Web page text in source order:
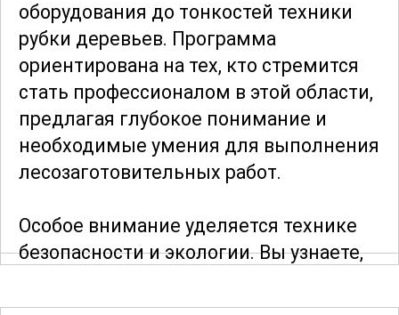
оборудования до тонкостей техники
рубки деревьев. Программа
ориентирована на тех, кто стремится
стать профессионалом в этой области,
предлагая глубокое понимание и
необходимые умения для выполнения
лесозаготовительных работ.
Особое внимание уделяется технике
безопасности и экологии. Вы узнаете,
окружающую среду во время работы.